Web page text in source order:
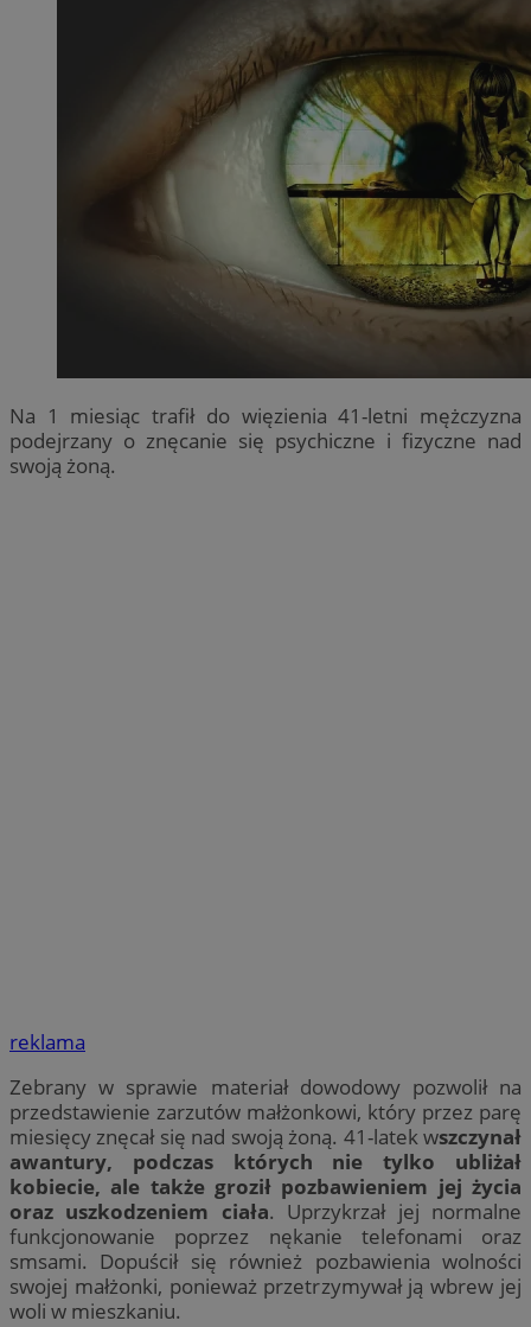
Na 1 miesiąc trafił do więzienia 41-letni mężczyzna
podejrzany o znęcanie się psychiczne i fizyczne nad
swoją żoną.
reklama
Zebrany w sprawie materiał dowodowy pozwolił na
przedstawienie zarzutów małżonkowi, który przez parę
miesięcy znęcał się nad swoją żoną. 41-latek wszczynał
awantury, podczas których nie tylko ubliżał
kobiecie, ale także groził pozbawieniem jej życia
oraz uszkodzeniem ciała. Uprzykrzał jej normalne
funkcjonowanie poprzez nękanie telefonami oraz
smsami. Dopuścił się również pozbawienia wolności
swojej małżonki, ponieważ przetrzymywał ją wbrew jej
woli w mieszkaniu.